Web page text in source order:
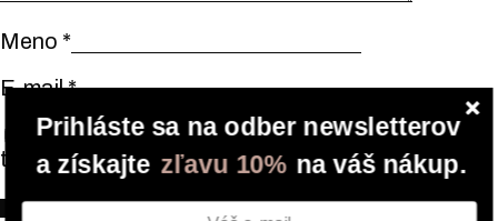
Meno *
E-mail*
Uložiť moje meno, e-mail a webovú stránku v
tomto prehliadači pre moje budúce komentáre.
Prihláste sa na odber newsletterov
a získajte zľavu 10% na váš nákup.